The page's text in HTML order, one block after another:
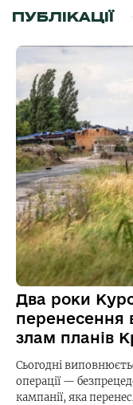
ПУБЛІКАЦІЇ
Два роки
перенесення
злам планів
Сьогодні
операції —
кампанії, яка